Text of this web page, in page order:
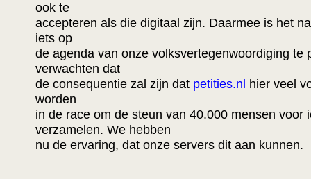
ook te
accepteren als die digitaal zijn. Daarmee is het
iets op
de agenda van onze volksvertegenwoordiging te
verwachten dat
de consequentie zal zijn dat petities.nl hier veel
worden
in de race om de steun van 40.000 mensen voor
verzamelen. We hebben
nu de ervaring, dat onze servers dit aan kunnen.